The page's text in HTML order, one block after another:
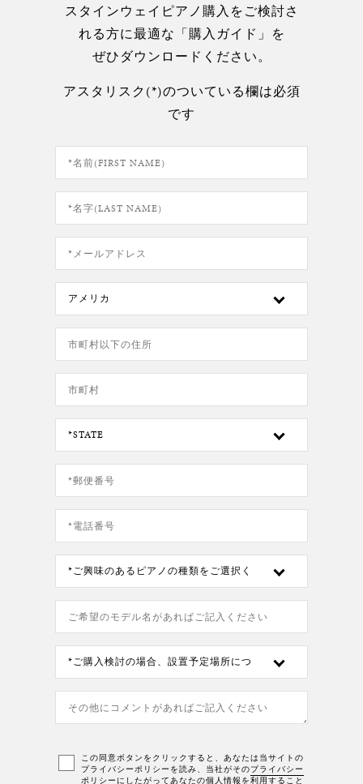
スタインウェイピアノ購入をご検討さ
れる方に最適な「購入ガイド」を
ぜひダウンロードください。
アスタリスク(*)のついている欄は必須
です
この同意ボタンをクリックすると、あなたは当サイトの
プライバシーポリシーを読み、当社がそのプライバシー
ポリシー にしたがってあなたの個人情報を利用すること